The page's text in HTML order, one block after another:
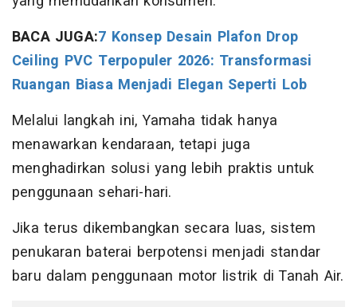
BACA JUGA:7 Konsep Desain Plafon Drop
Ceiling PVC Terpopuler 2026: Transformasi
Ruangan Biasa Menjadi Elegan Seperti Lob
Melalui langkah ini, Yamaha tidak hanya
menawarkan kendaraan, tetapi juga
menghadirkan solusi yang lebih praktis untuk
penggunaan sehari-hari.
Jika terus dikembangkan secara luas, sistem
penukaran baterai berpotensi menjadi standar
baru dalam penggunaan motor listrik di Tanah Air.